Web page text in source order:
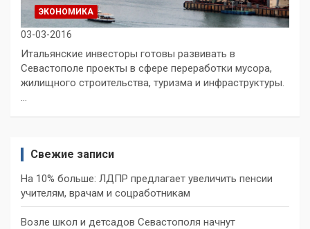
ЭКОНОМИКА
03-03-2016
Итальянские инвесторы готовы развивать в
Севастополе проекты в сфере переработки мусора,
жилищного строительства, туризма и инфраструктуры.
…
Свежие записи
На 10% больше: ЛДПР предлагает увеличить пенсии
учителям, врачам и соцработникам
Возле школ и детсадов Севастополя начнут